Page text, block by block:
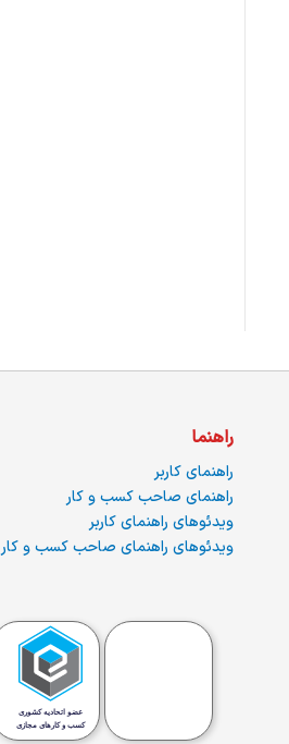
راهنما
راهنمای کاربر
راهنمای صاحب کسب و کار
ویدئوهای راهنمای کاربر
ویدئوهای راهنمای صاحب کسب و کار